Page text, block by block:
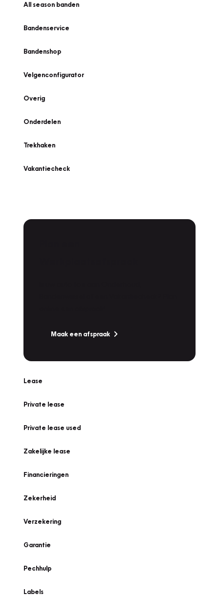
All season banden
Bandenservice
Bandenshop
Velgenconfigurator
Overig
Onderdelen
Trekhaken
Vakantiecheck
Maak een afspraak
Lease
Private lease
Private lease used
Zakelijke lease
Financieringen
Zekerheid
Verzekering
Garantie
Pechhulp
Labels